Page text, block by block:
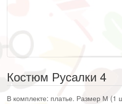
Костюм Русалки 4
В комплекте: платье. Размер М (1